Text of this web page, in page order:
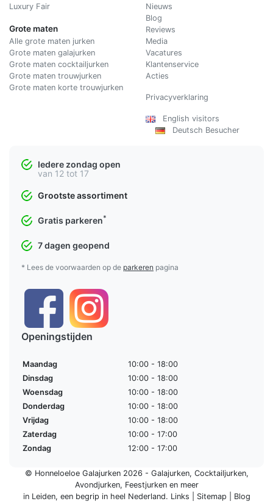
Luxury Fair
Grote maten
Alle grote maten jurken
Grote maten galajurken
Grote maten cocktailjurken
Grote maten trouwjurken
Grote maten korte trouwjurken
Nieuws
Blog
Reviews
Media
Vacatures
Klantenservice
Acties
Privacyverklaring
English visitors
Deutsch Besucher
Iedere zondag open
van 12 tot 17
Grootste assortiment
Gratis parkeren*
7 dagen geopend
* Lees de voorwaarden op de parkeren pagina
Openingstijden
Maandag
10:00 - 18:00
Dinsdag
10:00 - 18:00
Woensdag
10:00 - 18:00
Donderdag
10:00 - 18:00
Vrijdag
10:00 - 18:00
Zaterdag
10:00 - 17:00
Zondag
12:00 - 17:00
© Honneloeloe Galajurken 2026 - Galajurken, Cocktailjurken,
Avondjurken, Feestjurkenen meer
in Leiden, een begrip in heel Nederland. Links Sitemap Blog